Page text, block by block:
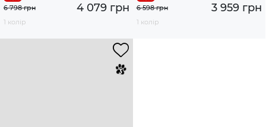
4 079 грн
6 798 грн
1 колір
3 959 грн
6 598 грн
1 колір